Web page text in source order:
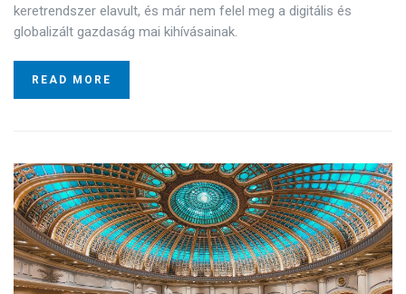
keretrendszer elavult, és már nem felel meg a digitális és
globalizált gazdaság mai kihívásainak.
READ MORE